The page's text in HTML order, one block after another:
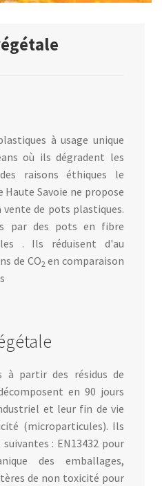
à usage unique
où ils dégradent les
raisons éthiques le
Savoie ne propose
vente de pots plastiques.
par des pots en fibre
. Ils réduisent d'au
de CO2 en comparaison
à partir des résidus de
en 90 jours
et leur fin de vie
(microparticules). Ils
: EN13432 pour
des emballages,
de non toxicité pour